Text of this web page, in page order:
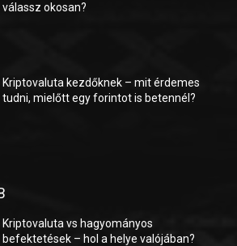
válassz okosan?
Kriptovaluta kezdőknek – mit érdemes
tudni, mielőtt egy forintot is betennél?
Kriptovaluta vs hagyományos
befektetések – hol a helye valójában?